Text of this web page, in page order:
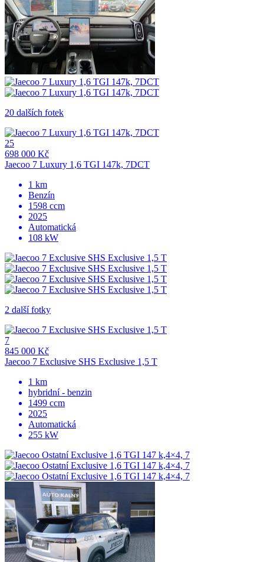
20 dalších fotek
25
698 000 Kč
Jaecoo 7 Luxury 1,6 TGI 147k, 7DCT
1 km
Benzín
1598 ccm
2025
Automatická
108 kW
2 další fotky
7
845 000 Kč
Jaecoo 7 Exclusive SHS Exclusive 1,5 T
1 km
hybridní - benzin
1499 ccm
2025
Automatická
255 kW